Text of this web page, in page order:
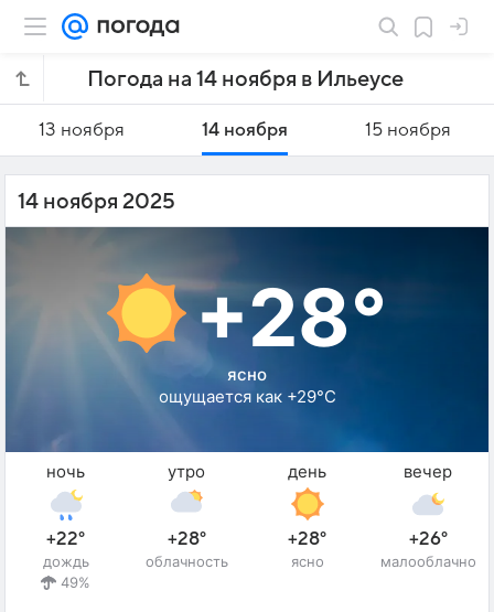
Погода на 14 ноября в Ильеусе
13 ноября 14 ноября 15 ноября
14 ноября 2025
+28°
ясно
ощущается как +29°C
ночь
+22°
дождь
49%
утро
+28°
облачность
день
+28°
ясно
вечер
+26°
малооблачно